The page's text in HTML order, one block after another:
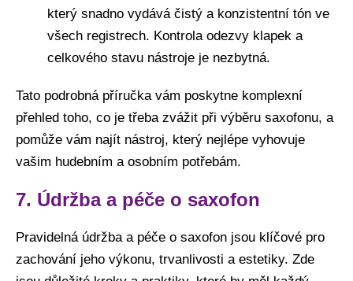
který snadno vydává čistý a konzistentní tón ve
všech registrech. Kontrola odezvy klapek a
celkového stavu nástroje je nezbytná.
Tato podrobná příručka vám poskytne komplexní
přehled toho, co je třeba zvážit při výběru saxofonu, a
pomůže vám najít nástroj, který nejlépe vyhovuje
vašim hudebním a osobním potřebám.
7. Údržba a péče o saxofon
Pravidelná údržba a péče o saxofon jsou klíčové pro
zachování jeho výkonu, trvanlivosti a estetiky. Zde